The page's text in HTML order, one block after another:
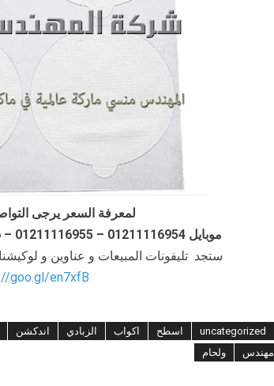
لمعرفة السعر يرجى
موبايل 01211116954 – 01211116955 – 01211116956–01211116958
ستجد تليفونات المبيعات و عناوين و
goo.gl/en7xfB
uncategorized اسطح اكواب الزبادي اندكشن
مهندس ولحام